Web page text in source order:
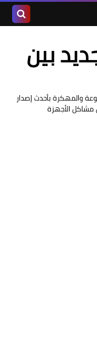
المدونةبين
والمهكرة بأحدث إصدار
مشاكل الأجهزة